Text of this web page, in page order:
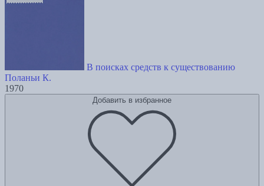
В поисках средств к существованию
Поланьи К.
1970
Добавить в избранное